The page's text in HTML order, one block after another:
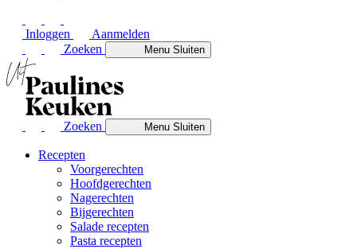
Inloggen
Aanmelden
Zoeken
MenuSluiten
Zoeken MenuSluiten
Recepten
Voorgerechten
Hoofdgerechten
Nagerechten
Bijgerechten
Salade recepten
Pasta recepten